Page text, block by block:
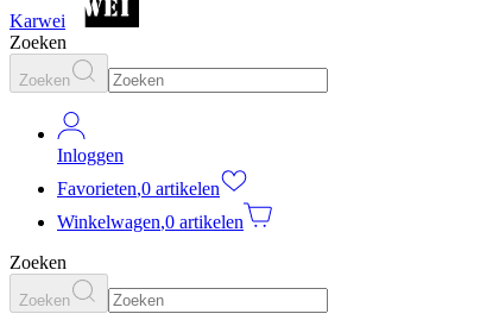
Karwei
Zoeken
Zoeken
Inloggen
Favorieten,0 artikelen
Winkelwagen,0 artikelen
Zoeken
Zoeken